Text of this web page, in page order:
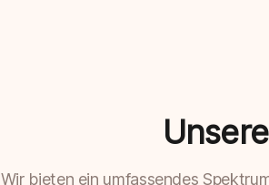
Wir bieten ein umfassendes